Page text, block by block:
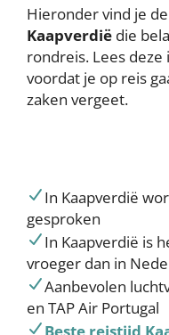
Hieronder vind je de
Kaapverdië die
rondreis. Lees
voordat je op reis
zaken vergeet.
In Kaapverdië
gesproken
In Kaapverdië is
vroeger dan in
Aanbevolen
en TAP Air Portugal